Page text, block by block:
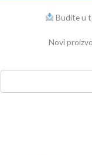
Budite u
Novi